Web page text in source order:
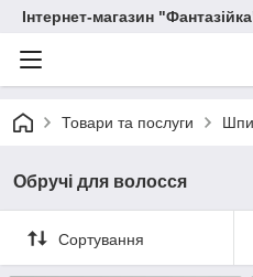
Інтернет-магазин
Товари та послуги
Обручі для волосся
Сортування